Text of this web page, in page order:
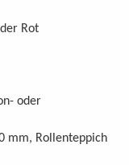
Rot
oder
mm, Rollenteppich